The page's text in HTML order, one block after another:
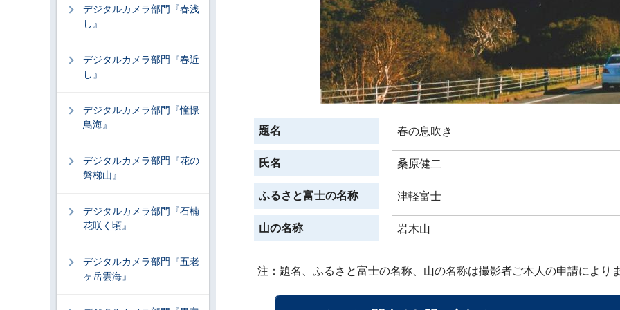
題名 春の息吹き
氏名 桑原健二
ふるさと富士の名称 津軽富士
山の名称 岩木山
注：題名、ふるさと富士の名称、山の名称は撮影者ご本人の申請により
デジタルカメラ部門『春浅
し』
デジタルカメラ部門『春近
し』
デジタルカメラ部門『憧憬
鳥海』
デジタルカメラ部門『花の
磐梯山』
デジタルカメラ部門『石楠
花咲く頃』
デジタルカメラ部門『五老
ヶ岳雲海』